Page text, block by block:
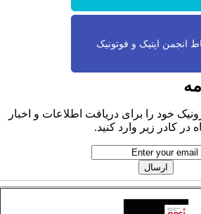
انجمن اپتیک و فوتونیک
خود را برای دریافت اطلاعات و اخبار
در کادر زیر وارد کنید.